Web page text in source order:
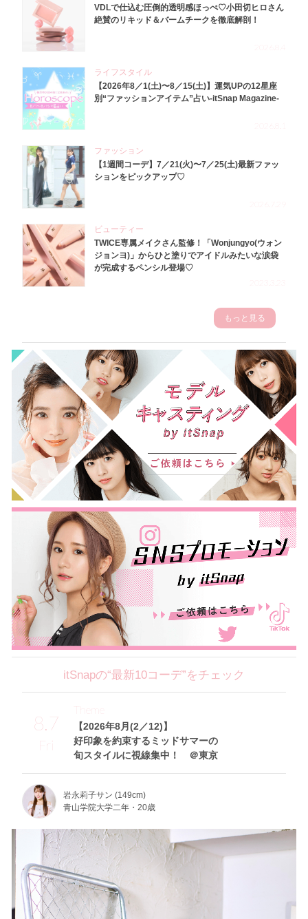
VDLで仕込む圧倒的透明感ほっぺ♡小田切ヒロさん
絶賛のリキッド＆バームチークを徹底解剖！
ライフスタイル
【2026年8／1(土)〜8／15(土)】運気UPの12星座
別“ファッションアイテム”占い-itSnap Magazine-
ファッション
【1週間コーデ】7／21(火)〜7／25(土)最新ファッ
ションをピックアップ♡
ビューティー
TWICE専属メイクさん監修！「Wonjungyo(ウォン
ジョンヨ)」からひと塗りでアイドルみたいな涙袋
が完成するペンシル登場♡
もっと見る
itSnapの“最新10コーデ”をチェック
8.7
Fri
【2026年8月(2／12)】
好印象を約束するミッドサマーの
旬スタイルに視線集中！ ＠東京
Theme
岩永莉子サン (149cm)
青山学院大学二年・20歳